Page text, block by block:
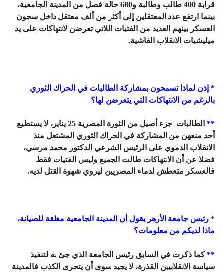
قرابة 400 طالب وطالبة و680 حالة فصل من المدينة الجامعية،
بينما ارتفع عدد المعتقلين إلى أكثر من ألف معتقل داخل سجون
العسكر بينهم العديد من الفتيات اللاتي تعرضن لانتهاكات على يد
ميليشيات الانقلاب الفاشية.
* إذن لماذا تسمحون بمشاركة الطالبات في الحراك الثوري
بالرغم من الانتهاكات التي يتعرضن لها؟
**
الطالبات جزء أصيل من الثورة المصرية 25 يناير، لا يستطيع
أحد منعهن من المشاركة في الحراك الثوري المشتعل منذ
الانقلاب الدموي على الرئيس الشرعي الدكتور محمد مرسي،
فضلا عن أن الانتهاكات طالت الجميع وليس الفتيات فقط
فالعسكر متعطش لدماء المصريين ليروي شهوة القتل لديه.
* رئيس جامعة الأزهر يقول أن المدينة الجامعية مغلقة للصيانة،
ماذا لديكم من معلومات؟
**كما ذكرت في السابق رئيس الجامعة الذي جئ به لتنفيذ
سياسة الانقلابيين القذرة، لا يجيد سوى أن يتحرى الكذب فالمدينة